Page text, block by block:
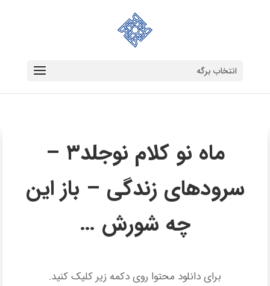
انتخاب برگه
ماه نو کلام نوجلد۳ –
سرودهای زندگی – باز این
چه شورش …
برای دانلود محتوا روی دکمه زیر کلیک کنید.